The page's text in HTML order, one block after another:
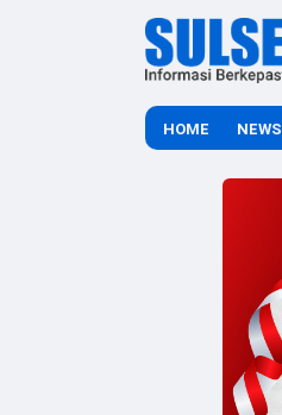
HOME NEWS